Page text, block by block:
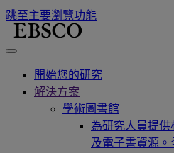
跳至主要瀏覽功能
開始您的研究
解決方案
學術圖書館
為研究人員提供
及電子書資源